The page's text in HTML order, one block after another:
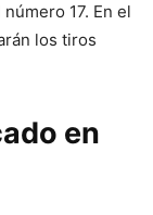
17. En el
los tiros
en